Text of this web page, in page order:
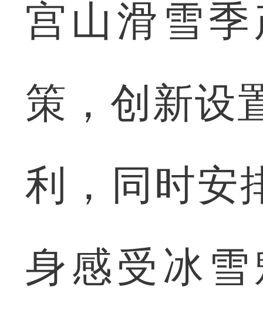
宫山滑雪
策，创新设
利，同时安
身感受冰